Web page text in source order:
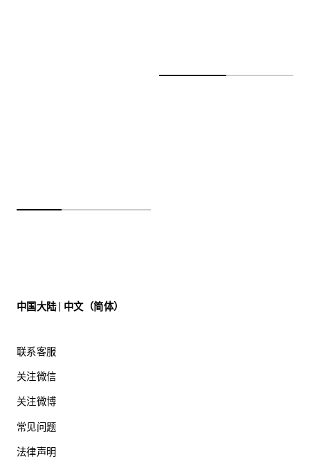
中国大陆 | 中文（简体）
联系客服
关注微信
关注微博
常见问题
法律声明